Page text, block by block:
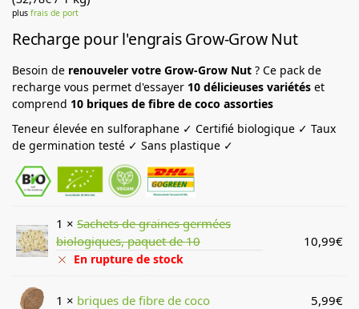
plus frais de port
Recharge pour l'engrais Grow-Grow Nut
Besoin de renouveler votre Grow-Grow Nut ? Ce pack de
recharge vous permet d'essayer 10 délicieuses variétés et
comprend 10 briques de fibre de coco assorties
Teneur élevée en sulforaphane ✓ Certifié biologique ✓ Taux
de germination testé ✓ Sans plastique ✓
1 × Sachets de graines germées
biologiques, paquet de 10
En rupture de stock
10,99€
1 × briques de fibre de coco 5,99€